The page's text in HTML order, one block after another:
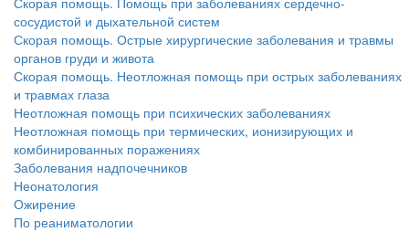
сосудистой и дыхательной систем
Скорая помощь. Острые хирургические заболевания и травмы
органов груди и живота
Скорая помощь. Неотложная помощь при острых заболеваниях
и травмах глаза
Неотложная помощь при психических заболеваниях
Неотложная помощь при термических, ионизирующих и
комбинированных поражениях
Заболевания надпочечников
Неонатология
Ожирение
По реаниматологии